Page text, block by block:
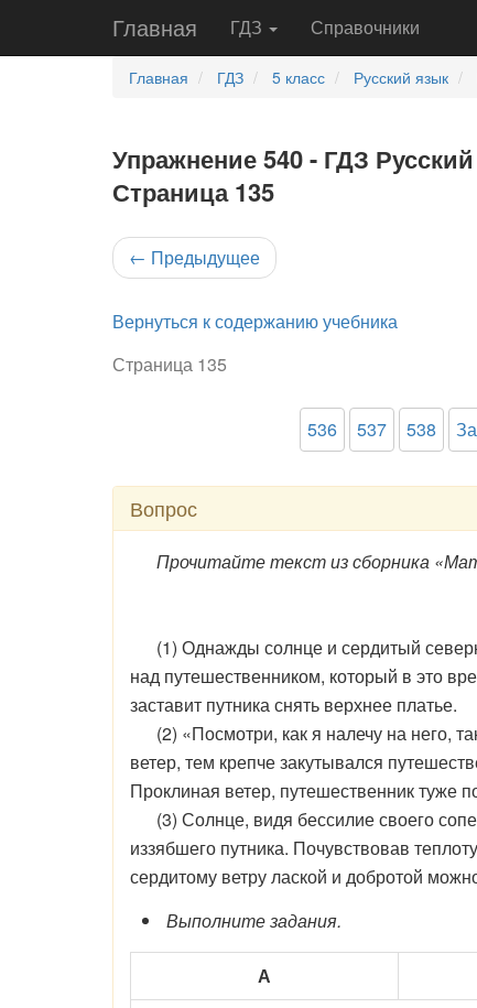
Главная ГДЗ Справочники
Главная ГДЗ 5 класс Русский язык
Упражнение 540 - ГДЗ
Страница 135
← Предыдущее
Вернуться к содержанию учебника
Страница 135
536 537 538
Вопрос
Прочитайте текст из сборника
(1) Однажды солнце и сердитый
над путешественником, который в это
заставит путника снять верхнее платье.
(2) «Посмотри, как я налечу на него,
ветер, тем крепче закутывался
Проклиная ветер, путешественник туже
(3) Солнце, видя бессилие своего
иззябшего путника. Почувствовав
сердитому ветру лаской и добротой
Выполните задания.
А